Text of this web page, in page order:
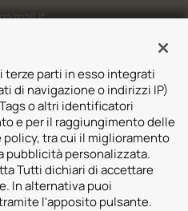
parti in esso integrati
di navigazione o indirizzi IP)
o altri identificatori
e per il raggiungimento delle
tra cui il miglioramento
pubblicità personalizzata.
Tutti dichiari di accettare
In alternativa puoi
l'apposito pulsante.